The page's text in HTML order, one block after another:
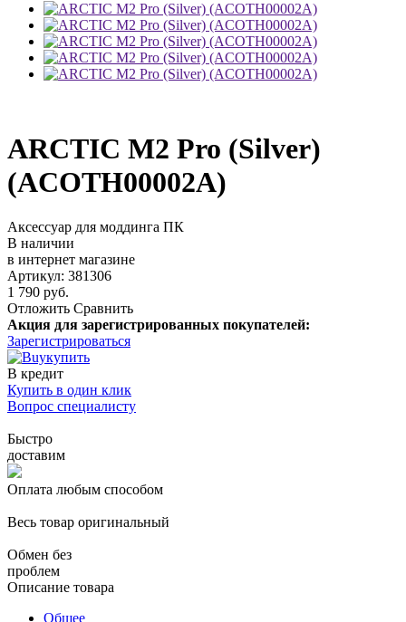
ARCTIC M2 Pro (Silver)
(ACOTH00002A)
Аксессуар для моддинга ПК
В наличии
в интернет магазине
Артикул: 381306
1 790 руб.
Отложить Сравнить
Акция для зарегистрированных покупателей:
Зарегистрироваться
купить
В кредит
Купить в один клик
Вопрос специалисту
Быстро
доставим
Оплата любым способом
Весь товар оригинальный
Обмен без
проблем
Описание товара
Общее